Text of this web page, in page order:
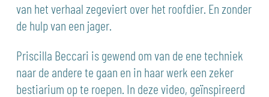
van het verhaal zegeviert over het roofdier. En zonder
de hulp van een jager.
Priscilla Beccari is gewend om van de ene techniek
naar de andere te gaan en in haar werk een zeker
bestiarium op te roepen. In deze video, geïnspireerd